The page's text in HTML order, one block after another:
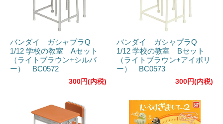
バンダイ ガシャプラQ
1/12 学校の教室 Aセット
（ライトブラウン+シルバ
ー） BC0572
300円(内税)
バンダイ ガシャプラQ
1/12 学校の教室 Bセット
（ライトブラウン+アイボリ
ー） BC0573
300円(内税)